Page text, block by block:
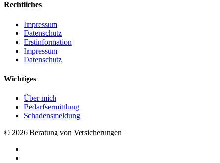
Rechtliches
Impressum
Datenschutz
Erstinformation
Impressum
Datenschutz
Wichtiges
Über mich
Bedarfsermittlung
Schadensmeldung
© 2026 Beratung von Versicherungen